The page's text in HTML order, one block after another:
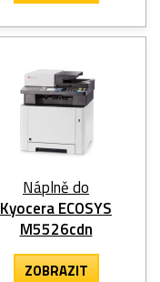
Náplně do
Kyocera ECOSYS
M5526cdn
ZOBRAZIT